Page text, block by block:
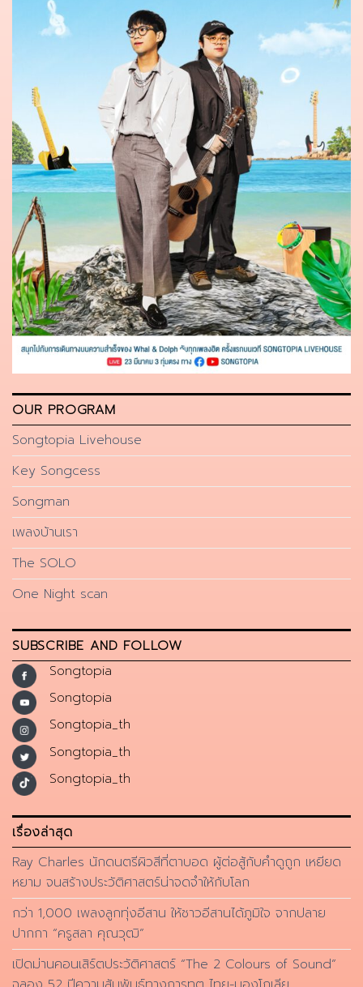
OUR PROGRAM
Songtopia Livehouse
Key Songcess
Songman
เพลงบ้านเรา
The SOLO
One Night scan
SUBSCRIBE AND FOLLOW
Songtopia
Songtopia
Songtopia_th
Songtopia_th
Songtopia_th
เรื่องล่าสุด
Ray Charles นักดนตรีผิวสีที่ตาบอด ผู้ต่อสู้กับคำดูถูก เหยียด
หยาม จนสร้างประวัติศาสตร์น่าจดจำให้กับโลก
กว่า 1,000 เพลงลูกทุ่งอีสาน ให้ชาวอีสานได้ภูมิใจ จากปลาย
ปากกา “ครูสลา คุณวุฒิ”
เปิดม่านคอนเสิร์ตประวัติศาสตร์ “The 2 Colours of Sound”